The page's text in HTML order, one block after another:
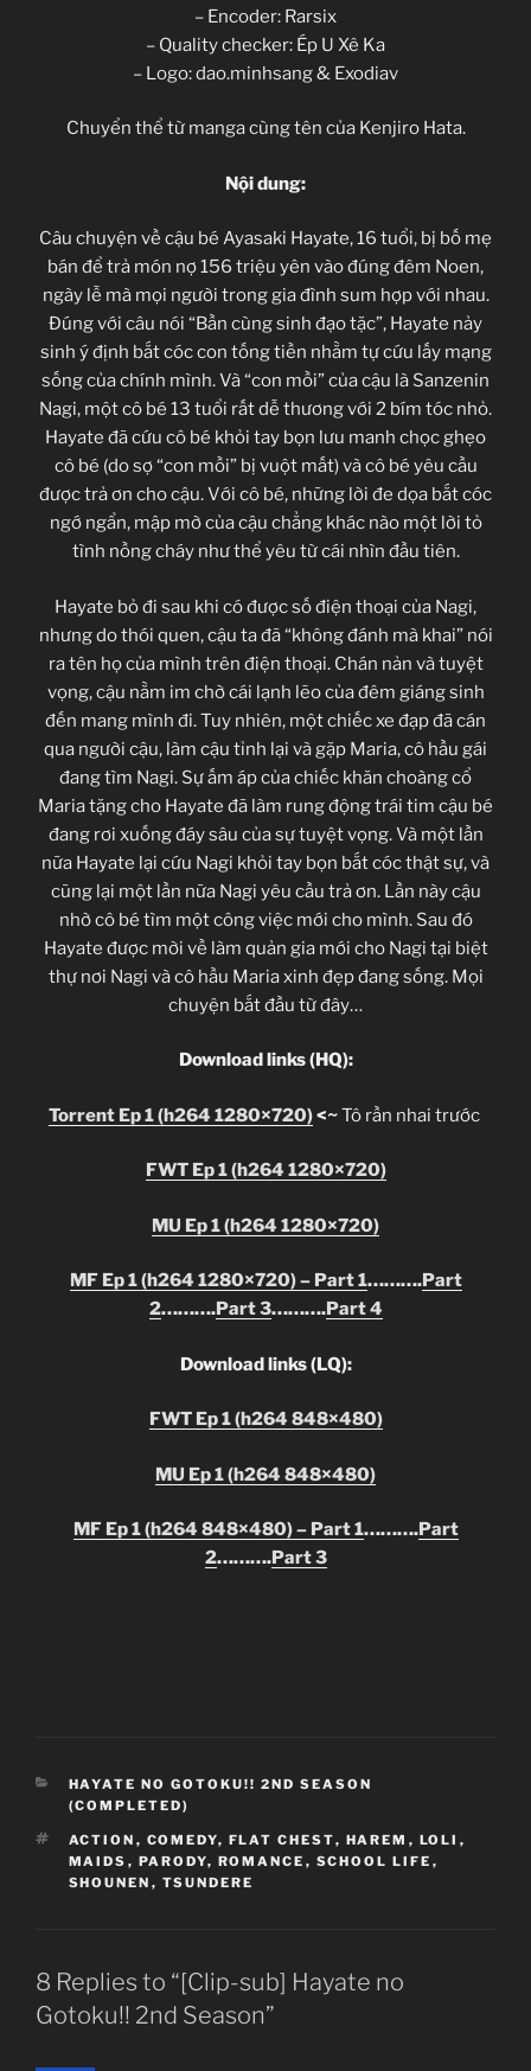
– Encoder: Rarsix
– Quality checker: Ép U Xê Ka
– Logo: dao.minhsang & Exodiav
Chuyển thể từ manga cùng tên của Kenjiro Hata.
Nội dung:
Câu chuyện về cậu bé Ayasaki Hayate, 16 tuổi, bị bố mẹ
bán để trả món nợ 156 triệu yên vào đúng đêm Noen,
ngày lễ mà mọi người trong gia đình sum hợp với nhau.
Đúng với câu nói “Bần cùng sinh đạo tặc”, Hayate nảy
sinh ý định bắt cóc con tống tiền nhằm tự cứu lấy mạng
sống của chính mình. Và “con mồi” của cậu là Sanzenin
Nagi, một cô bé 13 tuổi rất dễ thương với 2 bím tóc nhỏ.
Hayate đã cứu cô bé khỏi tay bọn lưu manh chọc ghẹo
cô bé (do sợ “con mồi” bị vuột mất) và cô bé yêu cầu
được trả ơn cho cậu. Với cô bé, những lời đe dọa bắt cóc
ngớ ngẩn, mập mờ của cậu chẳng khác nào một lời tỏ
tình nồng cháy như thể yêu từ cái nhìn đầu tiên.
Hayate bỏ đi sau khi có được số điện thoại của Nagi,
nhưng do thói quen, cậu ta đã “không đánh mà khai” nói
ra tên họ của mình trên điện thoại. Chán nản và tuyệt
vọng, cậu nằm im chờ cái lạnh lẽo của đêm giáng sinh
đến mang mình đi. Tuy nhiên, một chiếc xe đạp đã cán
qua người cậu, làm cậu tỉnh lại và gặp Maria, cô hầu gái
đang tìm Nagi. Sự ấm áp của chiếc khăn choàng cổ
Maria tặng cho Hayate đã làm rung động trái tim cậu bé
đang rơi xuống đáy sâu của sự tuyệt vọng. Và một lần
nữa Hayate lại cứu Nagi khỏi tay bọn bắt cóc thật sự, và
cũng lại một lần nữa Nagi yêu cầu trả ơn. Lần này cậu
nhờ cô bé tìm một công việc mới cho mình. Sau đó
Hayate được mời về làm quản gia mới cho Nagi tại biệt
thự nơi Nagi và cô hầu Maria xinh đẹp đang sống. Mọi
chuyện bắt đầu từ đây…
Download links (HQ):
Torrent Ep 1 (h264 1280×720)<~Tô rần nhai trước
FWT Ep 1 (h264 1280×720)
MU Ep 1 (h264 1280×720)
MF Ep 1 (h264 1280×720) – Part 1……….Part
2……….Part 3……….Part 4
Download links (LQ):
FWT Ep 1 (h264 848×480)
MU Ep 1 (h264 848×480)
MF Ep 1 (h264 848×480) – Part 1……….Part
2……….Part 3
CATEGORIES
HAYATE NO GOTOKU!! 2ND SEASON
(COMPLETED)
TAGS
ACTION , COMEDY, FLAT CHEST, HAREM , LOLI ,
MAIDS , PARODY, ROMANCE , SCHOOL LIFE ,
SHOUNEN , TSUNDERE
8 Replies to “[Clip-sub] Hayate no
Gotoku!! 2nd Season”